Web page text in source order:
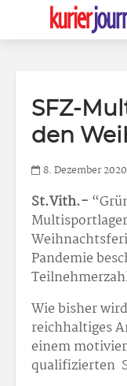
SFZ-
den
8. Dezember 2020
St.Vith.-
Pandemie
Wie bisher
reichhaltiges
einem
qualifizierten